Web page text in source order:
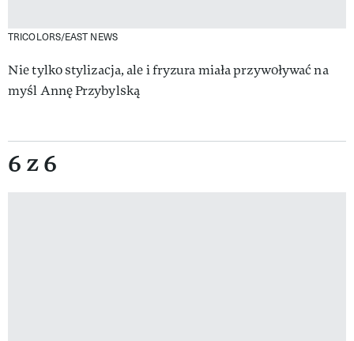
TRICOLORS/EAST NEWS
Nie tylko stylizacja, ale i fryzura miała przywoływać na
myśl Annę Przybylską
6 z 6